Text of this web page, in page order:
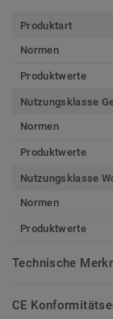
Produktart
Normen
Produktwerte
Nutzungsklasse
Normen
Produktwerte
Nutzungsklasse
Normen
Produktwerte
Technische
CE